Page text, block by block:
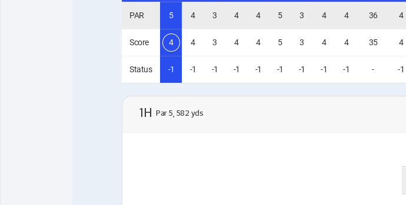
PAR 5 4 3 4 4 5 3 4 4 36 4
Score 4 4 3 4 4 5 3 4 4 35 4
Status -1 -1 -1 -1 -1 -1 -1 -1 -1 - -1
1H Par 5, 582 yds